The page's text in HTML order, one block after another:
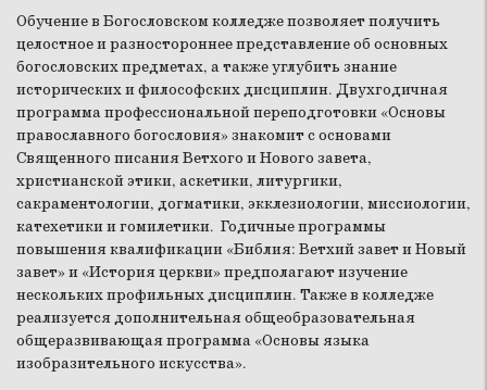
Обучение в Богословском колледже позволяет получить
целостное и разностороннее представление об основных
богословских предметах, а также углубить знание
исторических и философских дисциплин. Двухгодичная
программа профессиональной переподготовки «Основы
православного богословия» знакомит с основами
Священного писания Ветхого и Нового завета,
христианской этики, аскетики, литургики,
сакраментологии, догматики, экклезиологии, миссиологии,
катехетики и гомилетики. Годичные программы
повышения квалификации «Библия: Ветхий завет и Новый
завет» и «История церкви» предполагают изучение
нескольких профильных дисциплин. Также в колледже
реализуется дополнительная общеобразовательная
общеразвивающая программа «Основы языка
изобразительного искусства».